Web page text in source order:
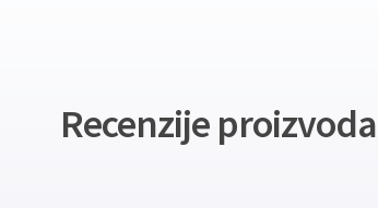
Recenzije proizvoda